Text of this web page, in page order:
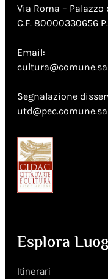
Via Roma – Palazzo
C.F. 80000330656
Email:
Segnalazione
Esplora
Itinerari